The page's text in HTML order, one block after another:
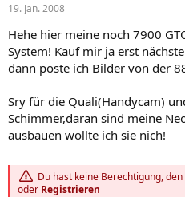
19. Jan. 2008
Hehe hier meine noch 7900
System! Kauf mir ja erst
dann poste ich Bilder von der
Sry für die Quali(Handycam)
Schimmer,daran sind meine
ausbauen wollte ich sie nich!
Du hast keine Berechtigung,
oder Registrieren